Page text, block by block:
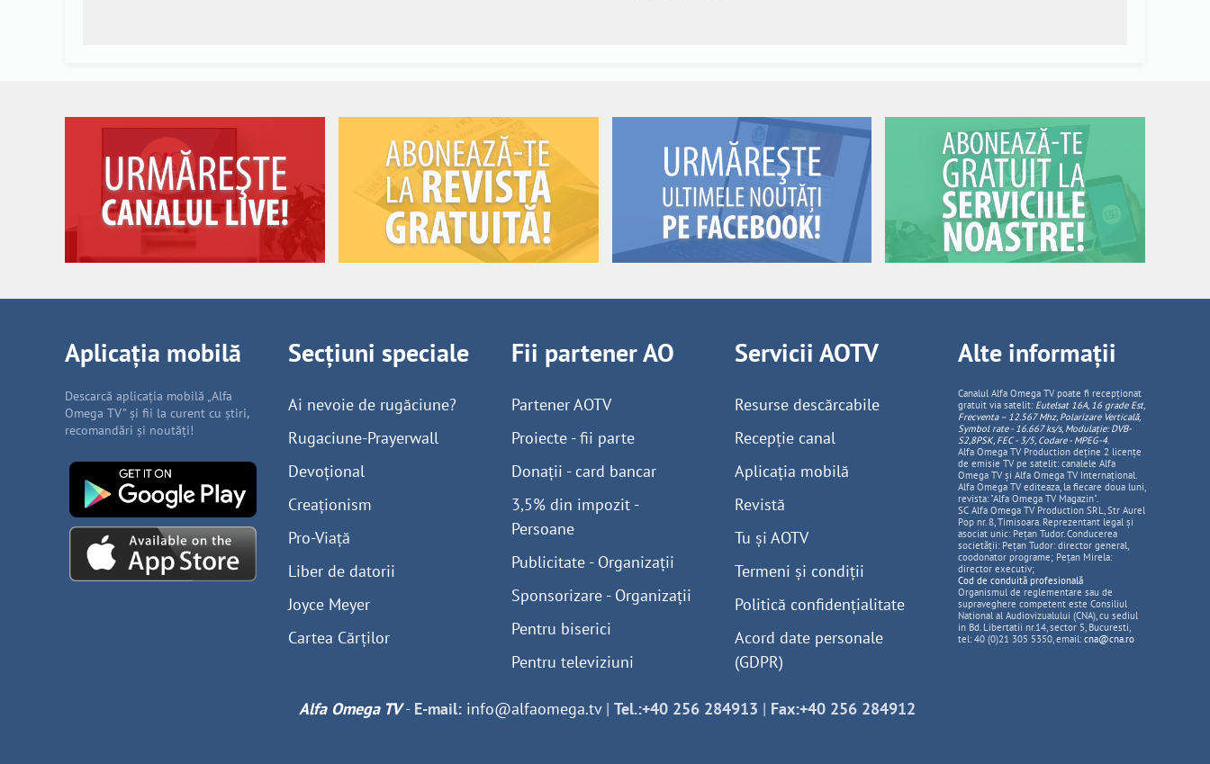
Aplicația mobilă
Descarcă aplicația mobilă „Alfa
Omega TV” și fii la curent cu știri,
recomandări și noutăți!
Secțiuni speciale
Ai nevoie de rugăciune?
Rugaciune-Prayerwall
Devoțional
Creaționism
Pro-Viață
Liber de datorii
Joyce Meyer
Cartea Cărților
Fii partener AO
Partener AOTV
Proiecte - fii parte
Donații - card bancar
3,5% din impozit -
Persoane
Publicitate - Organizații
Sponsorizare - Organizații
Pentru biserici
Pentru televiziuni
Servicii AOTV
Resurse descărcabile
Recepție canal
Aplicația mobilă
Revistă
Tu și AOTV
Termeni și condiții
Politică confidențialitate
Acord date personale
(GDPR)
Alte informații
Canalul Alfa Omega TV poate fi recepționat
gratuit via satelit: Eutelsat 16A, 16 grade Est,
Frecventa – 12.567 Mhz, PolarizareVerticală,
Symbol rate - 16.667 ks/s, Modulație: DVB-
S2,8PSK, FEC - 3/5, Codare - MPEG-4.
Alfa Omega TV Production deține 2 licențe
de emisie TV pe satelit: canalele Alfa
Omega TV și Alfa Omega TV Internațional.
Alfa Omega TV editeaza, la fiecare doua luni,
revista: "Alfa Omega TV Magazin".
SC Alfa Omega TV Production SRL, Str Aurel
Pop nr. 8, Timisoara. Reprezentant legal și
asociat unic: Pețan Tudor. Conducerea
societății: Pețan Tudor: director general,
coodonator programe; Pețan Mirela:
director executiv;
Cod de conduită profesională
Organismul de reglementare sau de
supraveghere competent este Consiliul
National al Audiovizualului (CNA), cu sediul
in Bd. Libertatii nr.14, sector 5, Bucuresti,
tel: 40 (0)21 305 5350, email: cna@cna.ro
Alfa Omega TV- E-mail: info@alfaomega.tv| Tel.:+40 256 284913 | Fax:+40 256 284912